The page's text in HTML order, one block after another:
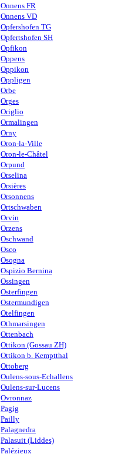
Onnens FR
Onnens VD
Opfershofen TG
Opfertshofen SH
Opfikon
Oppens
Oppikon
Oppligen
Orbe
Orges
Origlio
Ormalingen
Orny
Oron-la-Ville
Oron-le-Châtel
Orpund
Orselina
Orsières
Orsonnens
Ortschwaben
Orvin
Orzens
Oschwand
Osco
Osogna
Ospizio Bernina
Ossingen
Osterfingen
Ostermundigen
Otelfingen
Othmarsingen
Ottenbach
Ottikon (Gossau ZH)
Ottikon b. Kemptthal
Ottoberg
Oulens-sous-Echallens
Oulens-sur-Lucens
Ovronnaz
Pagig
Pailly
Palagnedra
Palasuit (Liddes)
Palézieux